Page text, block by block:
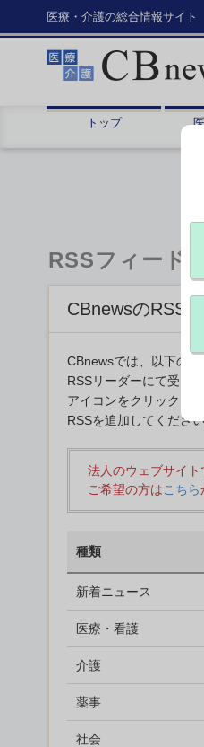
医療・介護の総合情報サイト
トップ
RSSフィード
CBnewsのRSSフ
CBnewsでは、以下の
RSSリーダーにて受け
アイコンをクリックし
RSSを追加してくださ
法人のウェブサイト
ご希望の方はこちら
種類
新着ニュース
医療・看護
介護
薬事
社会